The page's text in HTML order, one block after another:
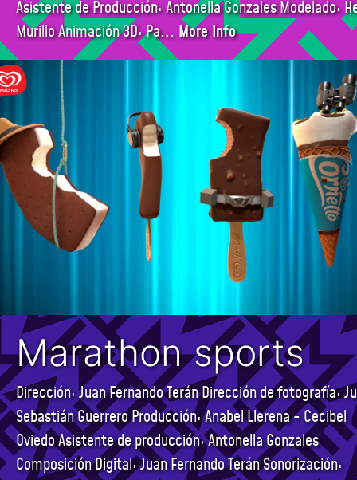
Asistente de Producción: Antonella Gonzales Modelado:
Murillo Animación 3D: Pa... More Info
Marathon sports
Dirección: Juan Fernando Terán Dirección de fotografía:
Sebastián Guerrero Producción: Anabel Llerena - Cecibel
Oviedo Asistente de producción: Antonella Gonzales
Composición Digital: Juan Fernando Terán Sonorización: